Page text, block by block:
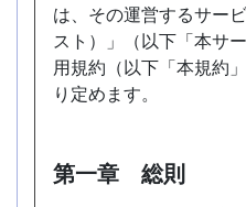
は、その運営するサー
スト）」（以下「本サ
用規約（以下「本規約
り定めます。
第一章 総則